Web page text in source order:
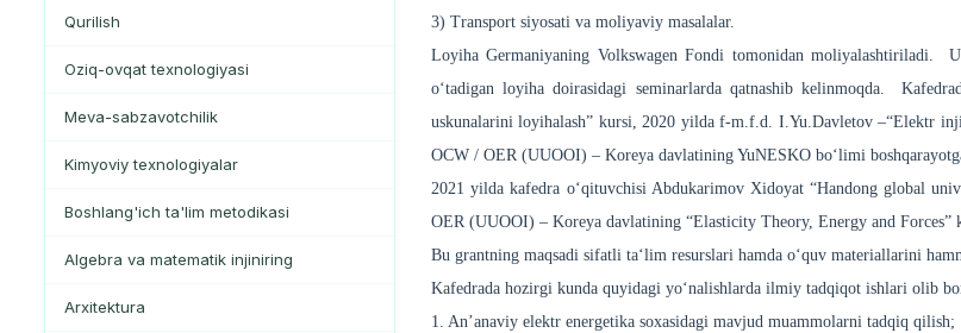
Qurilish
Oziq-ovqat texnologiyasi
Meva-sabzavotchilik
Kimyoviy texnologiyalar
Boshlang'ich ta'lim metodikasi
Algebra va matematik injiniring
Arxitektura
3) Transport siyosati va moliyaviy masalalar.
Loyiha Germaniyaning Volkswagen Fondi tomonidan moliyalashtiriladi.
o‘tadigan loyiha doirasidagi seminarlarda qatnashib kelinmoqda.
uskunalarini loyihalash” kursi, 2020 yilda f-m.f.d. I.Yu.Davletov –“Elektr
OCW / OER (UUOOI) – Koreya davlatining YuNESKO bo‘limi
2021 yilda kafedra o‘qituvchisi Abdukarimov Xidoyat “Handong global
OER (UUOOI) – Koreya davlatining “Elasticity Theory, Energy and Forces”
Bu grantning maqsadi sifatli ta‘lim resurslari hamda o‘quv materiallarini
Kafedrada hozirgi kunda quyidagi yo‘nalishlarda ilmiy tadqiqot ishlari olib
1. An’anaviy elektr energetika soxasidagi mavjud muammolarni tadqiq qilish;